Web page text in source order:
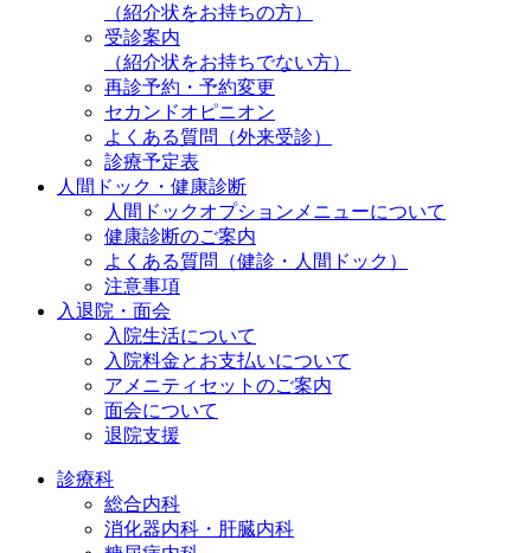
（紹介状をお持ちの方）
受診案内
（紹介状をお持ちでない方）
再診予約・予約変更
セカンドオピニオン
よくある質問（外来受診）
診療予定表
人間ドック・健康診断
人間ドックオプションメニューについて
健康診断のご案内
よくある質問（健診・人間ドック）
注意事項
入退院・面会
入院生活について
入院料金とお支払いについて
アメニティセットのご案内
面会について
退院支援
診療科
総合内科
消化器内科・肝臓内科